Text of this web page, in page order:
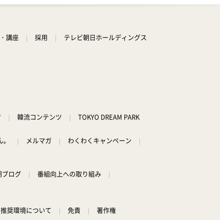
講座 採用 テレビ朝日ホールディングス
韓流コンテンツ TOKYO DREAM PARK
メルマガ
わくわくキャンペーン
ログ
番組向上への取り組み
推奨環境について 免責 著作権